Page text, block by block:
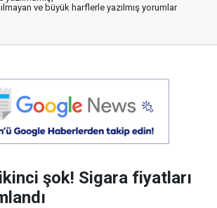
ve büyük harflerle yazılmış yorumlar
şok! Sigara fiyatları